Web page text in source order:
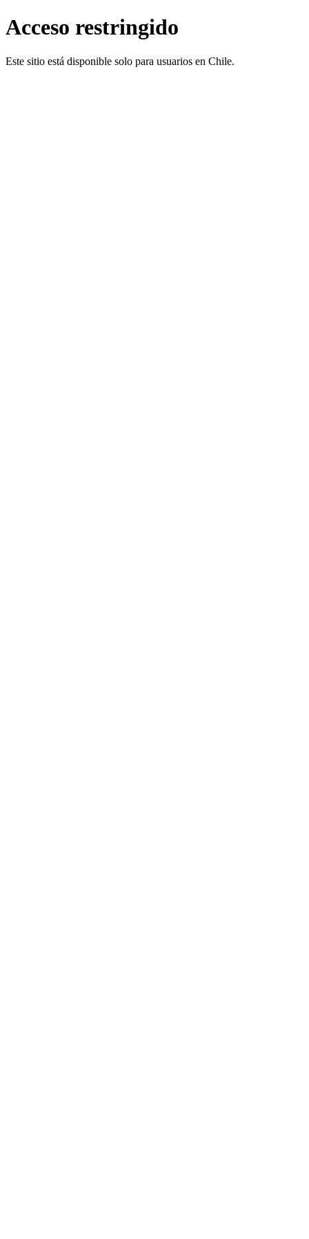
Acceso restringido
Este sitio está disponible solo para usuarios en Chile.